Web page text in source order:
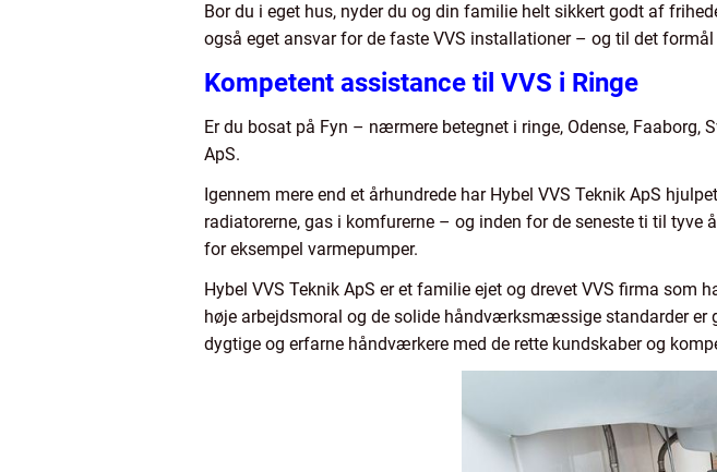
Bor du i eget hus, nyder du og din familie helt sikkert godt af
også eget ansvar for de faste VVS installationer – og til det
Kompetent assistance til VVS i Ringe
Er du bosat på Fyn – nærmere betegnet i ringe, Odense, Faaborg,
ApS.
Igennem mere end et århundrede har Hybel VVS Teknik ApS
radiatorerne, gas i komfurerne – og inden for de seneste ti til
for eksempel varmepumper.
Hybel VVS Teknik ApS er et familie ejet og drevet VVS firma
høje arbejdsmoral og de solide håndværksmæssige standarder er
dygtige og erfarne håndværkere med de rette kundskaber og